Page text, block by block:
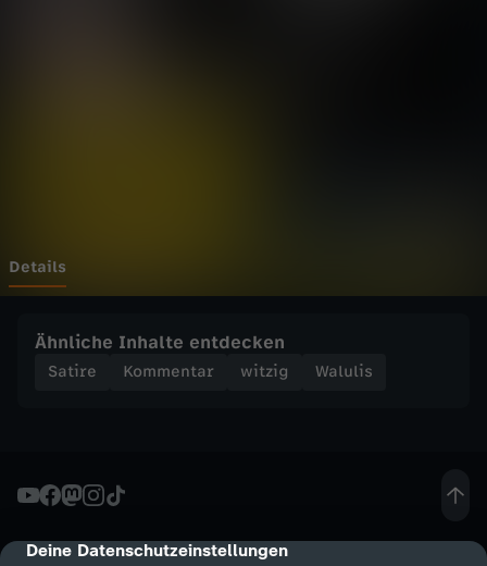
cmp-dialog-description
Deine Datenschutzeinstellungen
R
O
7
m
S
Details
Ähnliche Inhalte entdecken
Satire Kommentar witzig Walulis